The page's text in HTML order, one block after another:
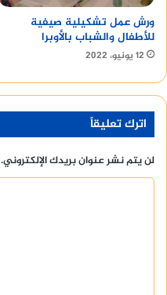
ورش عمل تشكيلية صيفية
للأطفال والشباب بالأوبرا
12 يونيو، 2022
اترك تعليقاً
لن يتم نشر عنوان بريدك الإلكتروني.